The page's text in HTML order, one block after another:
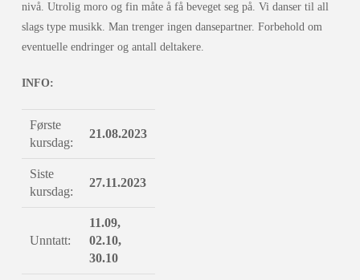
nivå. Utrolig moro og fin måte å få beveget seg på. Vi danser til all
slags type musikk. Man trenger ingen dansepartner. Forbehold om
eventuelle endringer og antall deltakere.
INFO:
Første
kursdag:
21.08.2023
Siste
kursdag:
27.11.2023
Unntatt:
11.09,
02.10,
30.10